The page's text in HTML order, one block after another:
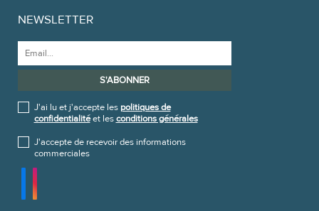
NEWSLETTER
J'ai lu et j'accepte les politiques de
confidentialitéet lesconditions générales
J'accepte de recevoir des informations
commerciales